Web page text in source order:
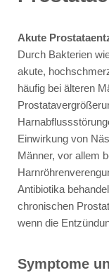
Akute
Durch Bakterien
akute,
häufig bei älteren
Einwirkung von
Männer, vor allem
Antibiotika
chronischen
wenn die
Symptome